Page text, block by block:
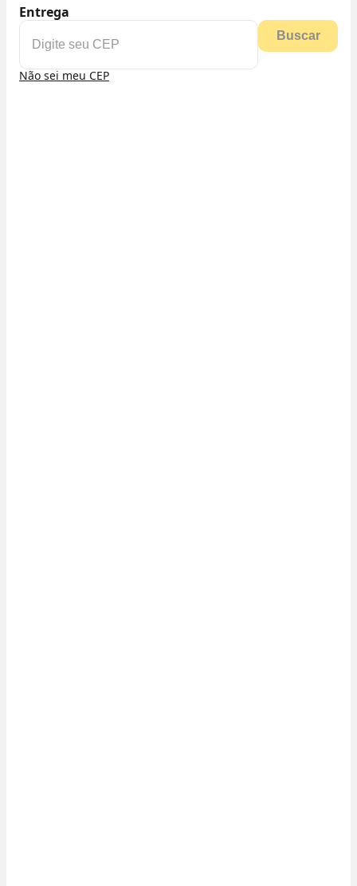
Entrega
Buscar
Não sei meu CEP